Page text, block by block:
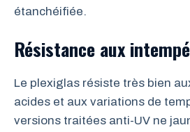
étanchéifiée.
Résistance aux
Le plexiglas résiste très bien
acides et aux variations de
versions traitées anti-UV ne